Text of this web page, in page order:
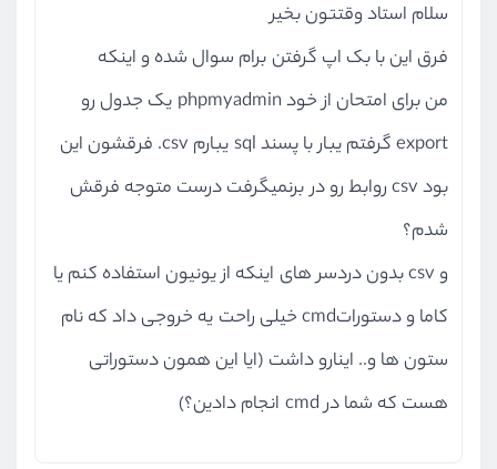
سلام استاد وقتتون بخیر
فرق این با بک اپ گرفتن برام سوال شده و اینکه
من برای امتحان از خود phpmyadmin یک جدول رو
export گرفتم یبار با پسند sql یبارم csv. فرقشون این
بود csv روابط رو در برنمیگرفت درست متوجه فرقش
شدم؟
و csv بدون دردسر های اینکه از یونیون استفاده کنم یا
کاما و دستوراتcmd خیلی راحت یه خروجی داد که نام
ستون ها و.. اینارو داشت (ایا این همون دستوراتی
هست که شما در cmd انجام دادین؟)